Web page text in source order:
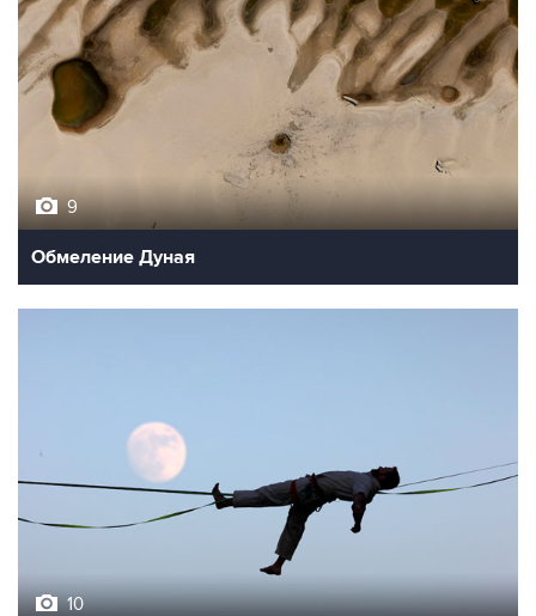
9
Обмеление Дуная
10